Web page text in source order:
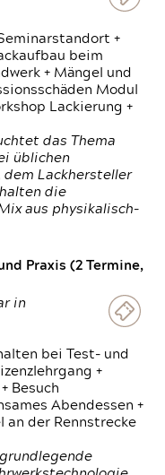
+
beim
+ Mängel und
Modul
Lackierung +
das Thema
üblichen
dem Lackhersteller
die
aus physikalisch-
Praxis (2 Termine,
in
bei Test- und
+
Besuch
Abendessen +
an der Rennstrecke